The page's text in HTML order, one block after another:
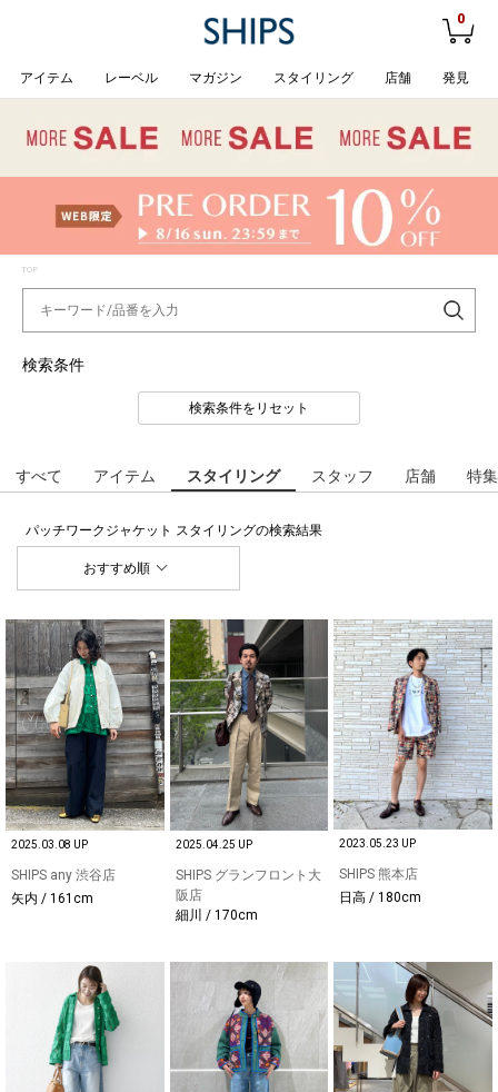
0
アイテム レーベル マガジン スタイリング 店舗 発見
TOP
検索条件
検索条件をリセット
すべて アイテム スタイリング スタッフ 店舗 特集
パッチワークジャケット スタイリングの検索結果
おすすめ順
2025.03.08 UP
SHIPS any 渋谷店
矢内 / 161cm
2025.04.25 UP
SHIPS グランフロント大
阪店
細川 / 170cm
2023.05.23 UP
SHIPS 熊本店
日高 / 180cm